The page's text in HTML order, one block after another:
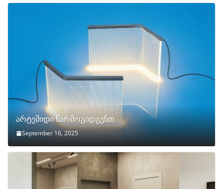
არტემიდი წარმოგიდგენთ
September 16, 2025